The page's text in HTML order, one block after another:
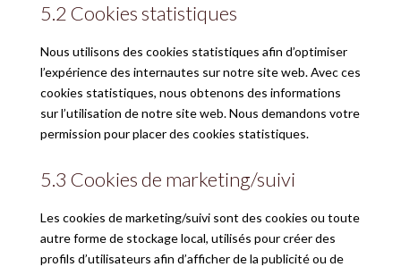
5.2 Cookies statistiques
Nous utilisons des cookies statistiques afin d’optimiser
l’expérience des internautes sur notre site web. Avec ces
cookies statistiques, nous obtenons des informations
sur l’utilisation de notre site web. Nous demandons votre
permission pour placer des cookies statistiques.
5.3 Cookies de marketing/suivi
Les cookies de marketing/suivi sont des cookies ou toute
autre forme de stockage local, utilisés pour créer des
profils d’utilisateurs afin d’afficher de la publicité ou de